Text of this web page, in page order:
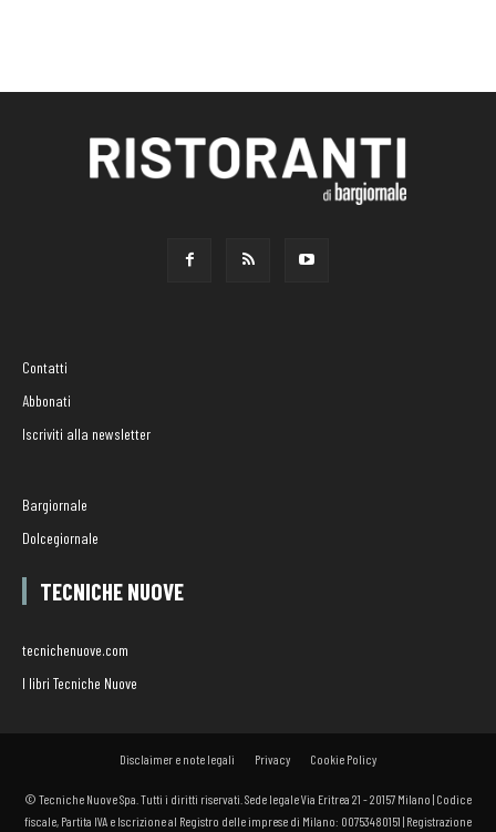
Contatti
Abbonati
Iscriviti alla newsletter
Bargiornale
Dolcegiornale
TECNICHE NUOVE
tecnichenuove.com
I libri Tecniche Nuove
Disclaimer e note legali Privacy Cookie Policy
© Tecniche Nuove Spa. Tutti i diritti riservati. Sede legale Via Eritrea 21 - 20157 Milano | Codice
fiscale, Partita IVA e Iscrizione al Registro delle imprese di Milano: 00753480151 | Registrazione